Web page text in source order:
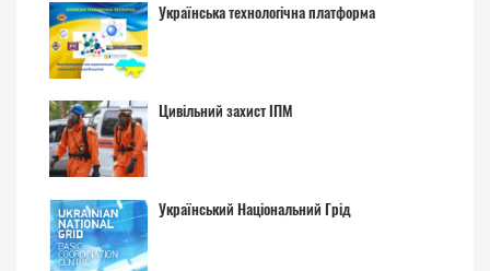
Українська технологічна платформа
Цивільний захист ІПМ
Український Національний Грід